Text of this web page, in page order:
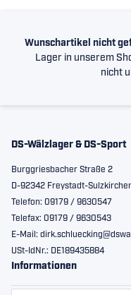
Wunschartikel nicht
Lager in unserem
nicht
DS-Wälzlager & DS-Sport
Burggriesbacher Straße 2
D-92342 Freystadt-
Telefon: 09179 / 9630547
Telefax: 09179 / 9630543
E-Mail:
USt-IdNr.: DE189435884
Informationen